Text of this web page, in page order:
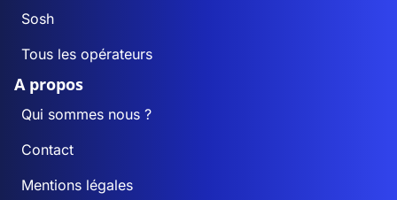
Sosh
Tous les opérateurs
A propos
Qui sommes nous ?
Contact
Mentions légales